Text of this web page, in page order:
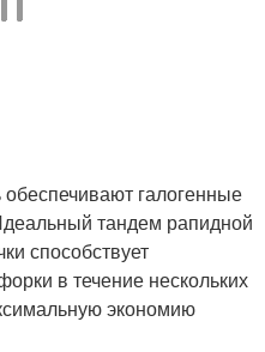
галогенные
тандем рапидной
способствует
в течение нескольких
экономию